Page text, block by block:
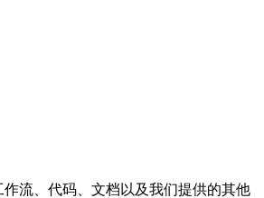
流、代码、文档以及我们提供的其他